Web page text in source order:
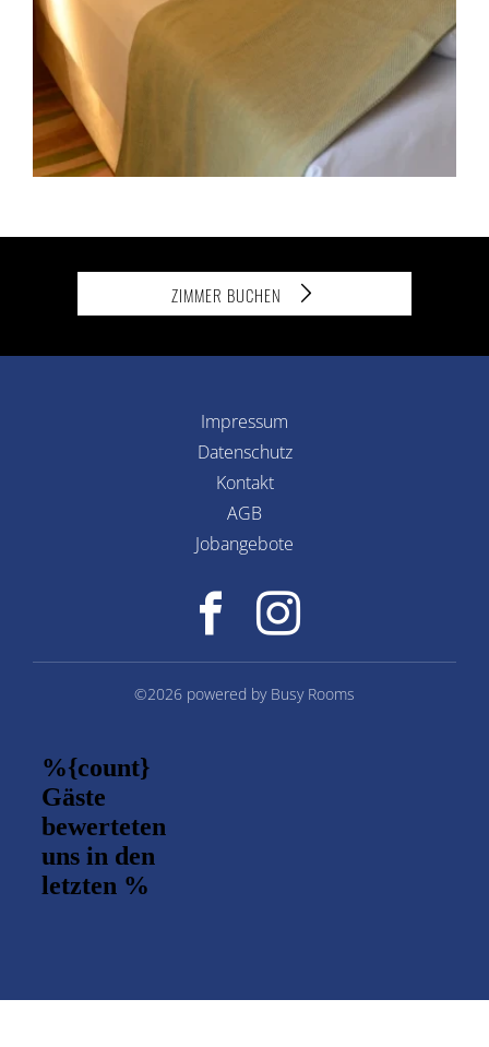
ZIMMER BUCHEN
Impressum
Datenschutz
Kontakt
AGB
Jobangebote
©2026 powered by Busy Rooms